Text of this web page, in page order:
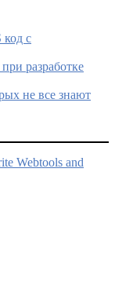
с
разработке
не все знают
Webtools and